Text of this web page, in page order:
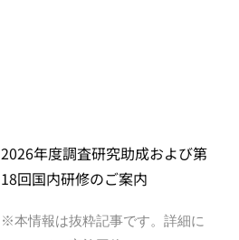
2026年度調査研究助成および第
18回国内研修のご案内
※本情報は抜粋記事です。詳細に